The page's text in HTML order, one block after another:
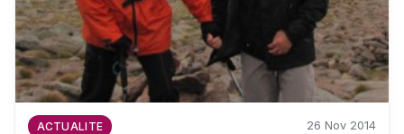
ACTUALITE 26 Nov 2014